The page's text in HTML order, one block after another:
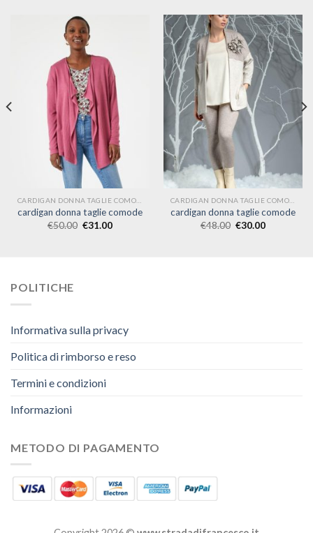
cardigan donna taglie comode
€50.00 €31.00
cardigan donna taglie comode
€48.00 €30.00
POLITICHE
Informativa sulla privacy
Politica di rimborso e reso
Termini e condizioni
Informazioni
METODO DI PAGAMENTO